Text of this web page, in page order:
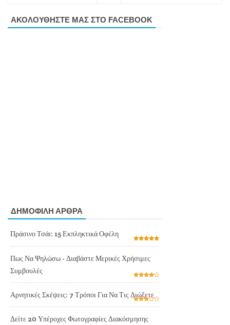
ΑΚΟΛΟΥΘΗΣΤΕ ΜΑΣ ΣΤΟ FACEBOOK
ΔΗΜΟΦΙΛΗ ΑΡΘΡΑ
Πράσινο Τσάι: 15 Εκπληκτικά Οφέλη
Πως Να Ψηλώσω - Διαβάστε Μερικές Χρήσιμες
Συμβουλές
Αρνητικές Σκέψεις: 7 Τρόποι Για Να Τις Διώξετε
Δείτε 20 Υπέροχες Φωτογραφίες Διακόσμησης